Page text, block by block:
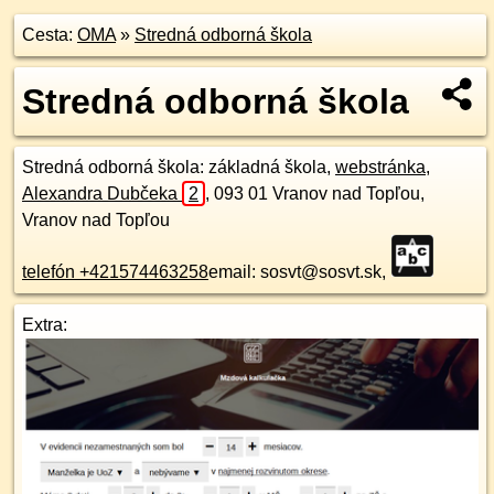
Cesta: OMA» Stredná odborná škola
Stredná odborná škola
Stredná odborná škola: základná škola, webstránka,
Alexandra Dubčeka
2 , 093 01 Vranov nad Topľou,
Vranov nad Topľou
telefón +421574463258email: sosvt@sosvt.sk,
Extra: